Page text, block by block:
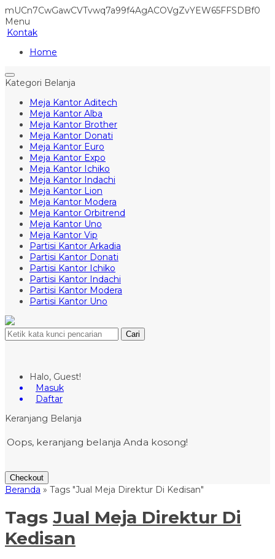
mUCn7CwGawCVTvwq7a99f4AgACOVgZvYEW65FFSDBf0
Menu
Kontak
Home
Kategori Belanja
Meja Kantor Aditech
Meja Kantor Alba
Meja Kantor Brother
Meja Kantor Donati
Meja Kantor Euro
Meja Kantor Expo
Meja Kantor Ichiko
Meja Kantor Indachi
Meja Kantor Lion
Meja Kantor Modera
Meja Kantor Orbitrend
Meja Kantor Uno
Meja Kantor Vip
Partisi Kantor Arkadia
Partisi Kantor Donati
Partisi Kantor Ichiko
Partisi Kantor Indachi
Partisi Kantor Modera
Partisi Kantor Uno
Cari
Halo, Guest!
Masuk
Daftar
Keranjang Belanja
Oops, keranjang belanja Anda kosong!
Checkout
Beranda » Tags "Jual Meja Direktur Di Kedisan"
Tags Jual Meja Direktur Di
Kedisan